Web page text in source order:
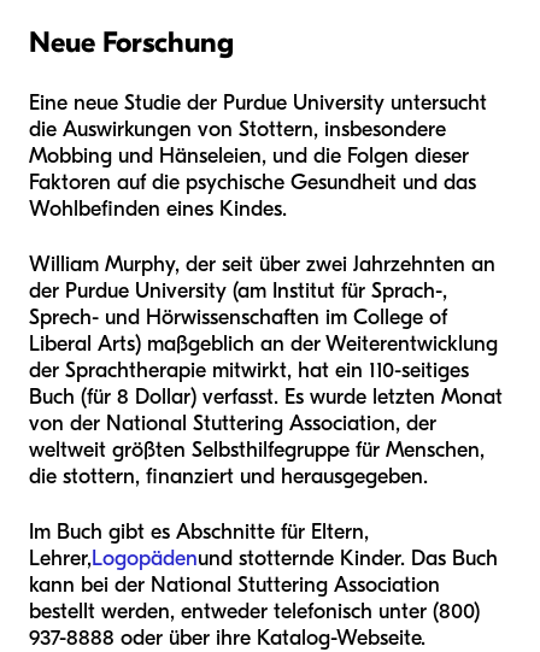
Neue Forschung
Eine neue Studie der Purdue University untersucht
die Auswirkungen von Stottern, insbesondere
Mobbing und Hänseleien, und die Folgen dieser
Faktoren auf die psychische Gesundheit und das
Wohlbefinden eines Kindes.
William Murphy, der seit über zwei Jahrzehnten an
der Purdue University (am Institut für Sprach-,
Sprech- und Hörwissenschaften im College of
Liberal Arts) maßgeblich an der Weiterentwicklung
der Sprachtherapie mitwirkt, hat ein 110-seitiges
Buch (für 8 Dollar) verfasst. Es wurde letzten Monat
von der National Stuttering Association, der
weltweit größten Selbsthilfegruppe für Menschen,
die stottern, finanziert und herausgegeben.
Im Buch gibt es Abschnitte für Eltern,
Lehrer,Logopädenund stotternde Kinder. Das Buch
kann bei der National Stuttering Association
bestellt werden, entweder telefonisch unter (800)
937-8888 oder über ihre Katalog-Webseite.